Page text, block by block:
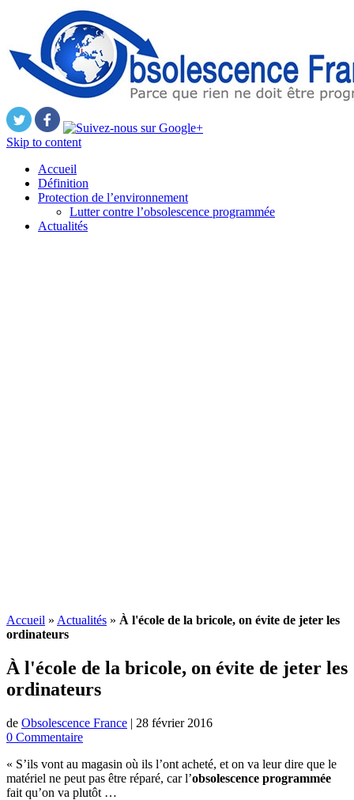
Skip to content
Accueil
Définition
Protection de l’environnement
Lutter contre l’obsolescence programmée
Actualités
Accueil » Actualités » À l'école de la bricole, on évite de jeter les
ordinateurs
À l'école de la bricole, on évite de jeter les
ordinateurs
de Obsolescence France | 28 février 2016
0 Commentaire
« S’ils vont au magasin où ils l’ont acheté, et on va leur dire que le
matériel ne peut pas être réparé, car l’obsolescence programmée
fait qu’on va plutôt …